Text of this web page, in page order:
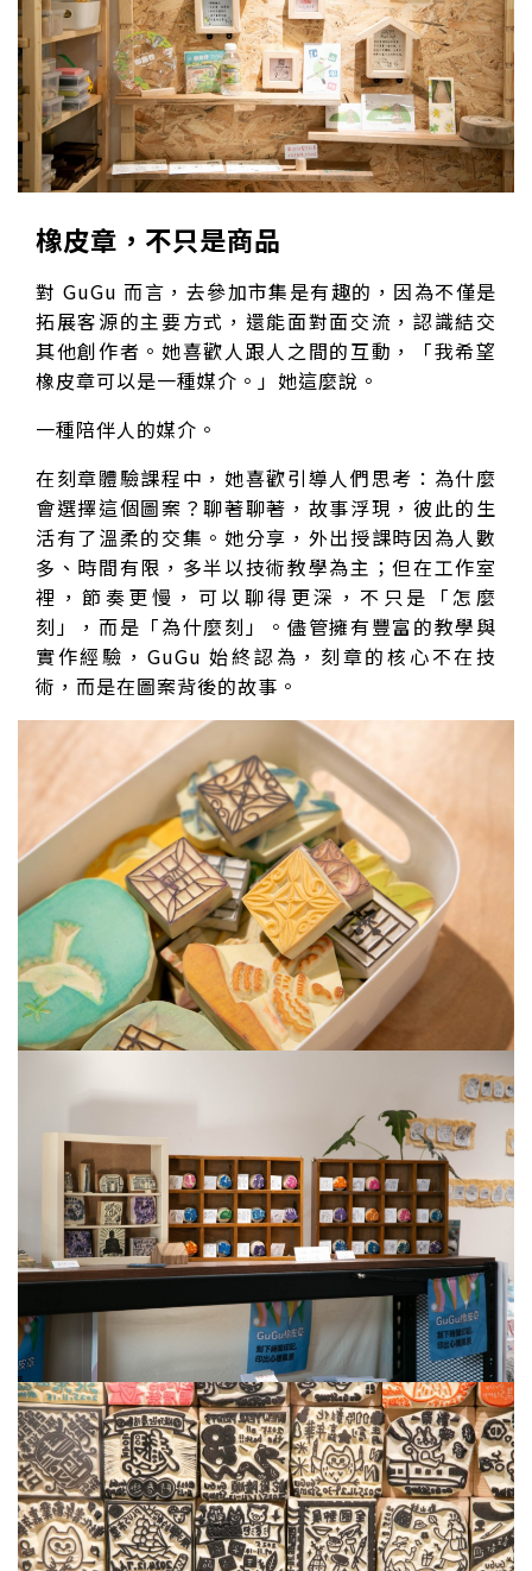
橡皮章，不只是商品
對 GuGu 而言，去參加市集是有趣的，因為不僅是
拓展客源的主要方式，還能面對面交流，認識結交
其他創作者。她喜歡人跟人之間的互動，「我希望
橡皮章可以是一種媒介。」她這麼說。
一種陪伴人的媒介。
在刻章體驗課程中，她喜歡引導人們思考：為什麼
會選擇這個圖案？聊著聊著，故事浮現，彼此的生
活有了溫柔的交集。她分享，外出授課時因為人數
多、時間有限，多半以技術教學為主；但在工作室
裡，節奏更慢，可以聊得更深，不只是「怎麼
刻」，而是「為什麼刻」。儘管擁有豐富的教學與
實作經驗，GuGu 始終認為，刻章的核心不在技
術，而是在圖案背後的故事。